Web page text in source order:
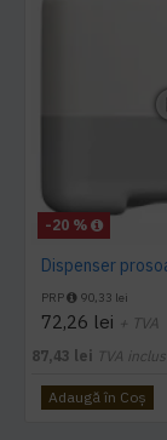
-20 %
PRP 90,33 lei
72,26 lei + TVA
87,43 lei TVA inclus
Adaugă în Coş